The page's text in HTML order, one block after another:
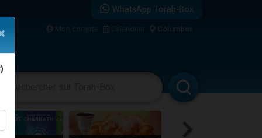
WhatsApp Torah-Box
Mon compte Calendrier Columbus